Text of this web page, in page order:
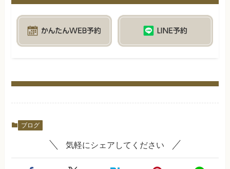
ブログ
気軽にシェアしてください